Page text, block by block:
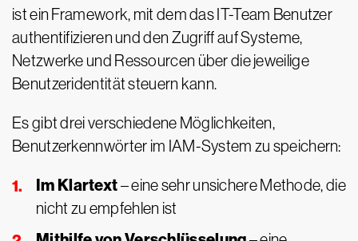
ist ein Framework, mit dem das IT-Team Benutzer
authentifizieren und den Zugriff auf Systeme,
Netzwerke und Ressourcen über die jeweilige
Benutzeridentität steuern kann.
Es gibt drei verschiedene Möglichkeiten,
Benutzerkennwörter im IAM-System zu speichern:
Im Klartext– eine sehr unsichere Methode, die
nicht zu empfehlen ist